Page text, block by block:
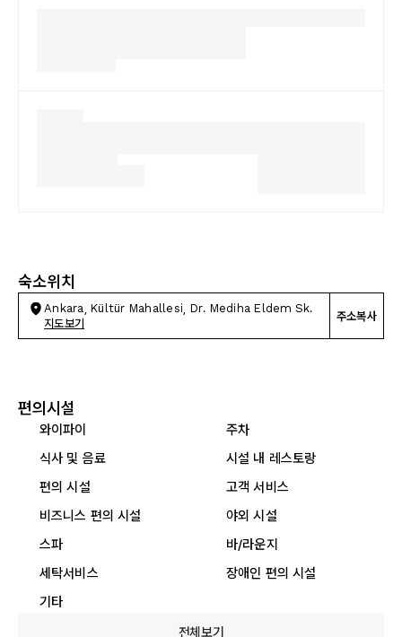
숙소위치
Ankara, Kültür Mahallesi, Dr. Mediha Eldem Sk.
지도보기
주소복사
편의시설
와이파이
주차
식사 및 음료
시설 내 레스토랑
편의 시설
고객 서비스
비즈니스 편의 시설
야외 시설
스파
바/라운지
세탁서비스
장애인 편의 시설
기타
전체보기